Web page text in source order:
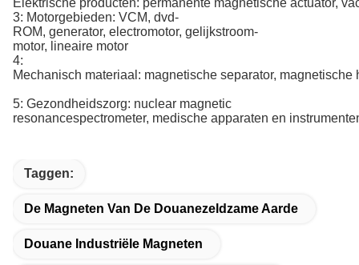
Elektrische producten: permanente magnetische actuator,
3: Motorgebieden: VCM, dvd-
ROM, generator, electromotor, gelijkstroom-
motor, lineaire motor
4:
Mechanisch materiaal: magnetische separator, magnetische
5: Gezondheidszorg: nuclear magnetic
resonancespectrometer, medische apparaten en
Taggen:
De Magneten Van De Douanezeldzame Aarde
Douane Industriële Magneten